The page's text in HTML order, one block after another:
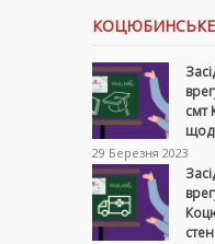
КОЦЮБИНСЬКЕ
смт
29 Березня 2023